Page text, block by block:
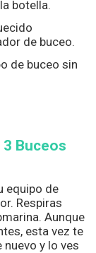
botella.
de buceo.
de buceo sin
Buceos
equipo de
Respiras
Aunque
esta vez te
y lo ves